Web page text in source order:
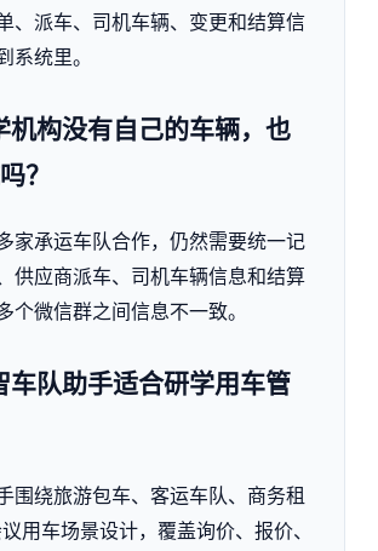
、派车、司机车辆、变更和结算信
系统里。
机构没有自己的车辆，也
？
家承运车队合作，仍然需要统一记
供应商派车、司机车辆信息和结算
个微信群之间信息不一致。
车队助手适合研学用车管
围绕旅游包车、客运车队、商务租
用车场景设计，覆盖询价、报价、